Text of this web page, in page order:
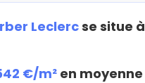
Leclercse situe à
€/m² en moyenne